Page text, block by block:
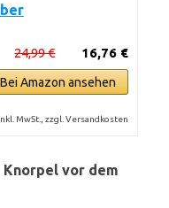
16,76 €
24,99 €
Bei Amazon ansehen
MwSt., zzgl. Versandkosten
Knorpel vor dem